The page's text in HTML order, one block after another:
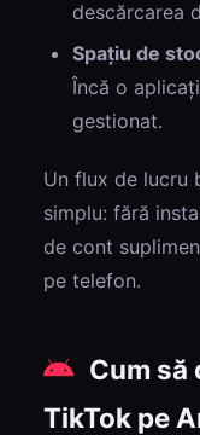
descărcarea
Spațiu de
Încă o
gestionat.
Un flux de lucru
simplu: fără
de cont
pe telefon.
Cum să
TikTok pe